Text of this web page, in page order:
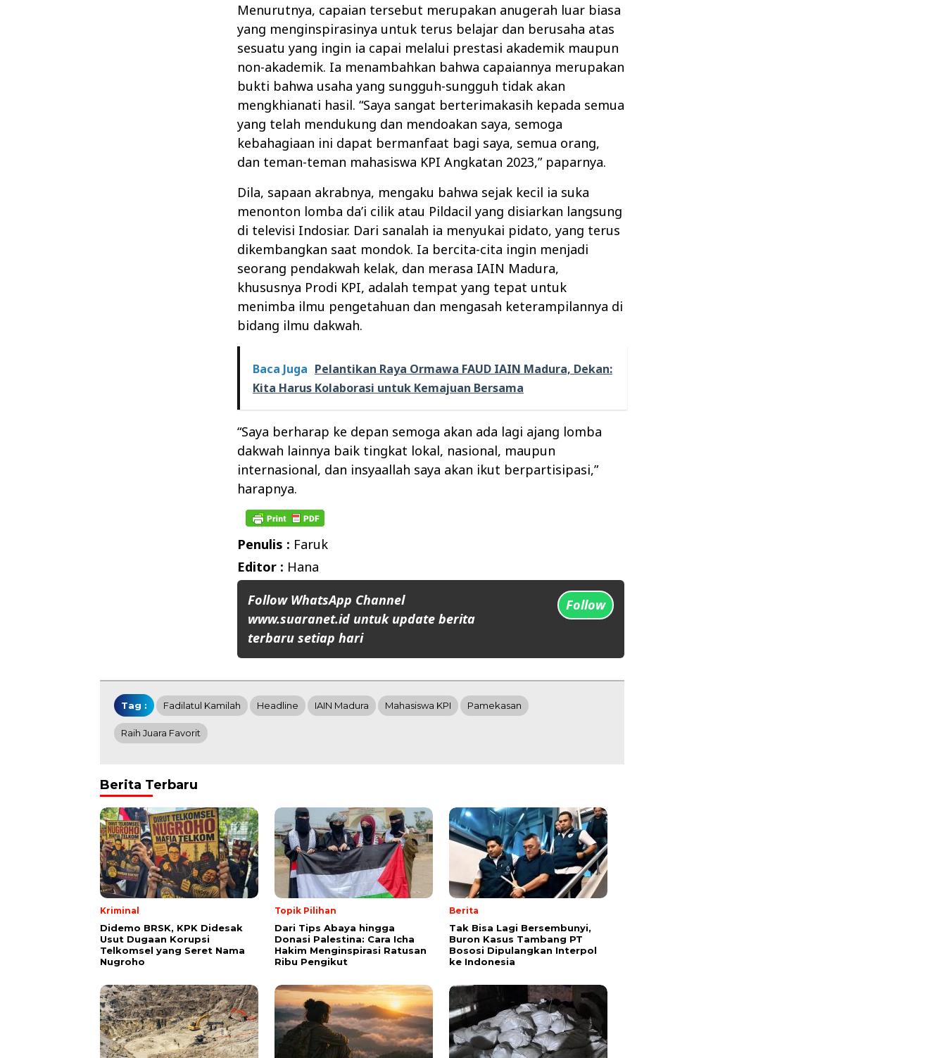
Menurutnya, capaian tersebut merupakan anugerah luar biasa
yang menginspirasinya untuk terus belajar dan berusaha atas
sesuatu yang ingin ia capai melalui prestasi akademik maupun
non-akademik. Ia menambahkan bahwa capaiannya merupakan
bukti bahwa usaha yang sungguh-sungguh tidak akan
mengkhianati hasil. “Saya sangat berterimakasih kepada semua
yang telah mendukung dan mendoakan saya, semoga
kebahagiaan ini dapat bermanfaat bagi saya, semua orang,
dan teman-teman mahasiswa KPI Angkatan 2023,” paparnya.
Dila, sapaan akrabnya, mengaku bahwa sejak kecil ia suka
menonton lomba da’i cilik atau Pildacil yang disiarkan langsung
di televisi Indosiar. Dari sanalah ia menyukai pidato, yang terus
dikembangkan saat mondok. Ia bercita-cita ingin menjadi
seorang pendakwah kelak, dan merasa IAIN Madura,
khususnya Prodi KPI, adalah tempat yang tepat untuk
menimba ilmu pengetahuan dan mengasah keterampilannya di
bidang ilmu dakwah.
Baca Juga Pelantikan Raya Ormawa FAUD IAIN Madura, Dekan:
Kita Harus Kolaborasi untuk Kemajuan Bersama
“Saya berharap ke depan semoga akan ada lagi ajang lomba
dakwah lainnya baik tingkat lokal, nasional, maupun
internasional, dan insyaallah saya akan ikut berpartisipasi,”
harapnya.
Penulis : Faruk
Editor : Hana
Follow WhatsApp Channel
www.suaranet.id untuk update berita
terbaru setiap hari
Follow
Tag : Fadilatul Kamilah Headline IAIN Madura Mahasiswa KPI Pamekasan
Raih Juara Favorit
Berita Terbaru
Kriminal
Didemo BRSK, KPK Didesak
Usut Dugaan Korupsi
Telkomsel yang Seret Nama
Nugroho
Topik Pilihan
Dari Tips Abaya hingga
Donasi Palestina: Cara Icha
Hakim Menginspirasi Ratusan
Ribu Pengikut
Berita
Tak Bisa Lagi Bersembunyi,
Buron Kasus Tambang PT
Bososi Dipulangkan Interpol
ke Indonesia